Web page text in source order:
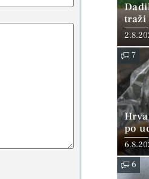
traži
7
po
6